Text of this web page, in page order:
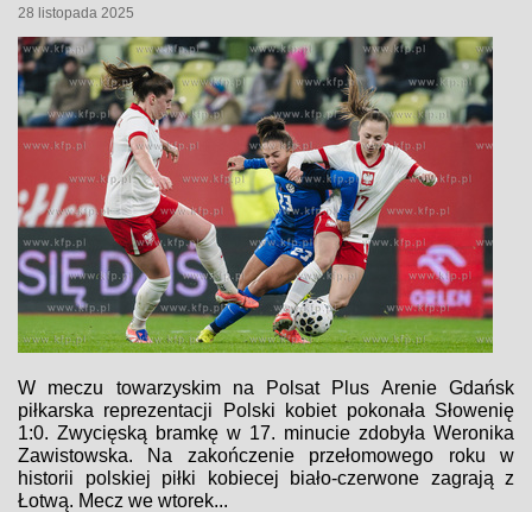
28 listopada 2025
W meczu towarzyskim na Polsat Plus Arenie Gdańsk
piłkarska reprezentacji Polski kobiet pokonała Słowenię
1:0. Zwycięską bramkę w 17. minucie zdobyła Weronika
Zawistowska. Na zakończenie przełomowego roku w
historii polskiej piłki kobiecej biało-czerwone zagrają z
Łotwą. Mecz we wtorek...